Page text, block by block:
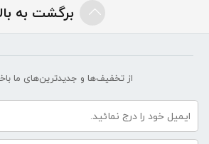
برگشت به
از تخفیف‌ها و جدیدترین‌های ما‌